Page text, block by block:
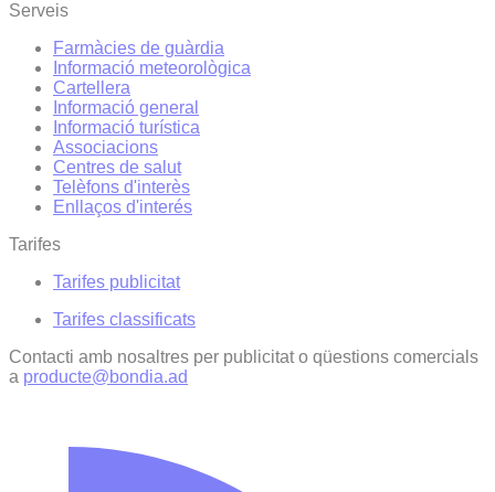
Serveis
Farmàcies de guàrdia
Informació meteorològica
Cartellera
Informació general
Informació turística
Associacions
Centres de salut
Telèfons d'interès
Enllaços d'interés
Tarifes
Tarifes publicitat
Tarifes classificats
Contacti amb nosaltres per publicitat o qüestions comercials
a producte@bondia.ad